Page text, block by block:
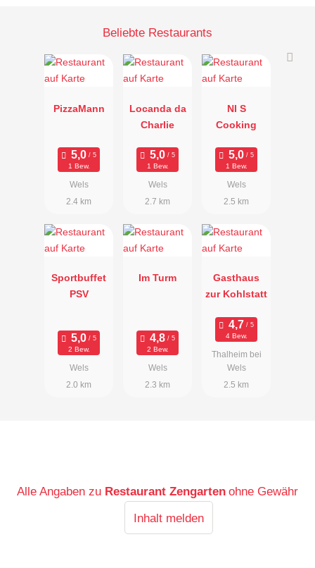
Beliebte Restaurants
PizzaMann
1 Bew.
Wels
2.4 km
Locanda da
Charlie
1 Bew.
Wels
2.7 km
NI S
Cooking
1 Bew.
Wels
2.5 km
Sportbuffet
PSV
2 Bew.
Wels
2.0 km
Im Turm
2 Bew.
Wels
2.3 km
Gasthaus
zur Kohlstatt
4 Bew.
Thalheim bei
Wels
2.5 km
Alle Angaben zu Restaurant Zengarten ohne Gewähr
Inhalt melden